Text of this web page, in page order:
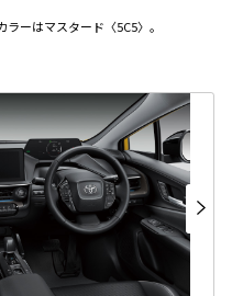
ーはマスタード〈5C5〉。